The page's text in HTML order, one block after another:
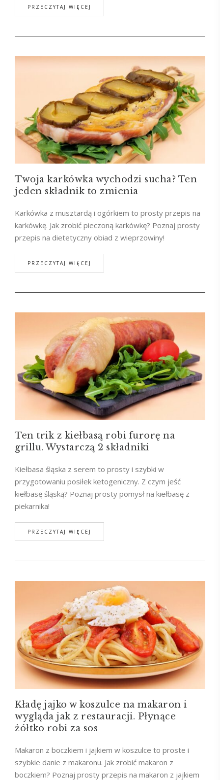
PRZECZYTAJ WIĘCEJ
Twoja karkówka wychodzi sucha? Ten
jeden składnik to zmienia
Karkówka z musztardą i ogórkiem to prosty przepis na
karkówkę. Jak zrobić pieczoną karkówkę? Poznaj prosty
przepis na dietetyczny obiad z wieprzowiny!
PRZECZYTAJ WIĘCEJ
Ten trik z kiełbasą robi furorę na
grillu. Wystarczą 2 składniki
Kiełbasa śląska z serem to prosty i szybki w
przygotowaniu posiłek ketogeniczny. Z czym jeść
kiełbasę śląską? Poznaj prosty pomysł na kiełbasę z
piekarnika!
PRZECZYTAJ WIĘCEJ
Kładę jajko w koszulce na makaron i
wygląda jak z restauracji. Płynące
żółtko robi za sos
Makaron z boczkiem i jajkiem w koszulce to proste i
szybkie danie z makaronu. Jak zrobić makaron z
boczkiem? Poznaj prosty przepis na makaron z jajkiem